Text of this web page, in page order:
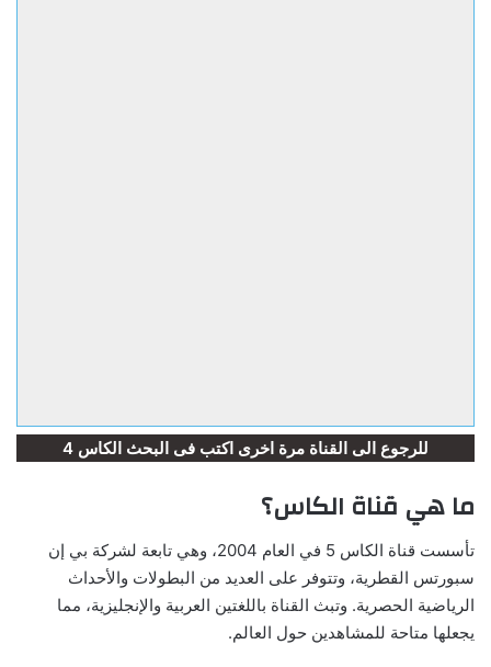
للرجوع الى القناة مرة اخرى اكتب فى البحث الكاس 4
ما هي قناة الكاس؟
تأسست قناة الكاس 5 في العام 2004، وهي تابعة لشركة بي إن
سبورتس القطرية، وتتوفر على العديد من البطولات والأحداث
الرياضية الحصرية. وتبث القناة باللغتين العربية والإنجليزية، مما
يجعلها متاحة للمشاهدين حول العالم.